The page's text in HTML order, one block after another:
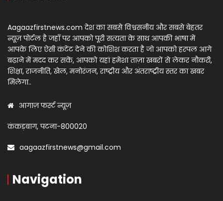
Aagaazfirstnews.com देश का सबसे विश्वसनीय और सबसे बेहतर
न्यूज़ पोर्टल है जहाँ पर आपको पूरी सत्यता के साथ आपकी भाषा में
आपके लिए ऐसी कंटेंट देने की कोशिश करता है जो आपको हरपल आगे
बढ़ाने में मदद कर सकें, आपको यहां हमेशा ताज़ा खबरों से लेकर नौकरी,
शिक्षा, राजनीति, खेल, मनोरंजन, राष्ट्रीय और अंतराष्ट्रीय स्तर का खबर
मिलेगा..
आगाज़ फर्स्ट न्यूज़
कंकड़बाग, पटना-800020
aagaazfirstnews@gmail.com
Navigation